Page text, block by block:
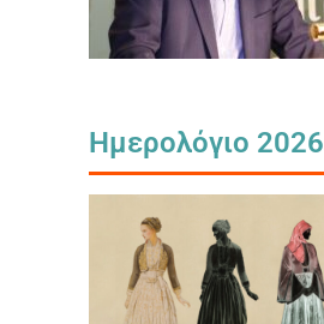
Ημερολόγιο 2026